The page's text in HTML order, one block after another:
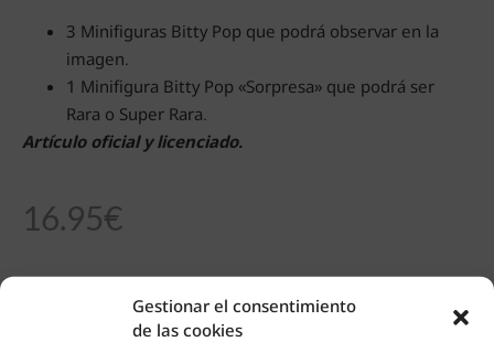
Gestionar el consentimiento
de las cookies
3 Minifiguras Bitty Pop que podrá observar en la
imagen.
1 Minifigura Bitty Pop «Sorpresa» que podrá ser
Rara o Super Rara.
Artículo oficial y licenciado.
16.95€